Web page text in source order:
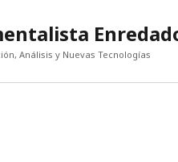
Análisis y Nuevas Tecnologías